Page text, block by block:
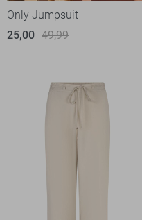
Only Jumpsuit
25,00 49,99